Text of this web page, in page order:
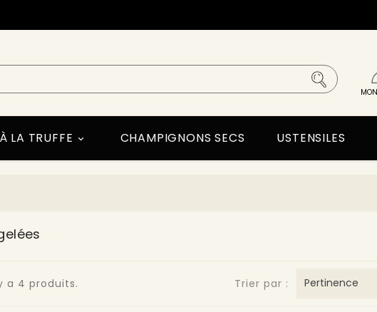

LA TRUFFE CHAMPIGNONS SECS USTENSILES
a 4 produits. Trier par : Pertinence